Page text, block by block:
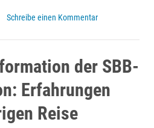
Schreibe einen Kommentar
der SBB-
Erfahrungen
Reise